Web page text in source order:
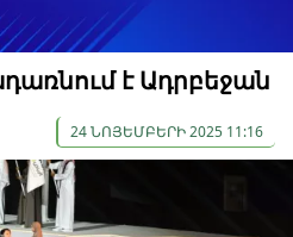
է Ադրբեջան
24 ՆՈՅԵՄԲԵՐԻ 2025 11:16